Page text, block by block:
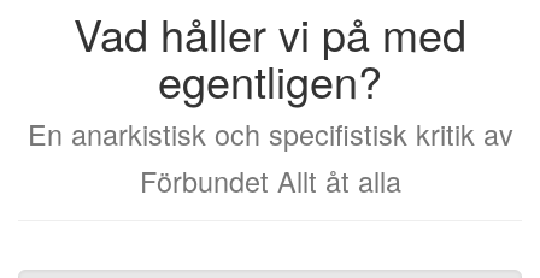
Vad håller vi på med
egentligen?
En anarkistisk och specifistisk kritik av
Förbundet Allt åt alla